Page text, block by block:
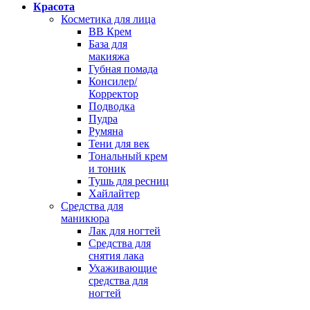
Красота
Косметика для лица
BB Крем
База для
макияжа
Губная помада
Консилер/
Корректор
Подводка
Пудра
Румяна
Тени для век
Тональный крем
и тоник
Тушь для ресниц
Хайлайтер
Средства для
маникюра
Лак для ногтей
Средства для
снятия лака
Ухаживающие
средства для
ногтей